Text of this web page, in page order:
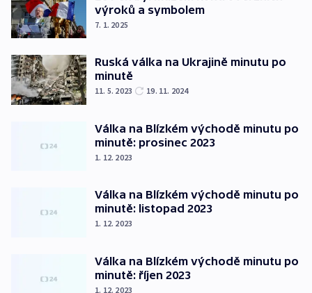
výroků a symbolem
7. 1. 2025
Ruská válka na Ukrajině minutu po
minutě
11. 5. 2023 19. 11. 2024
Válka na Blízkém východě minutu po
minutě: prosinec 2023
1. 12. 2023
Válka na Blízkém východě minutu po
minutě: listopad 2023
1. 12. 2023
Válka na Blízkém východě minutu po
minutě: říjen 2023
1. 12. 2023